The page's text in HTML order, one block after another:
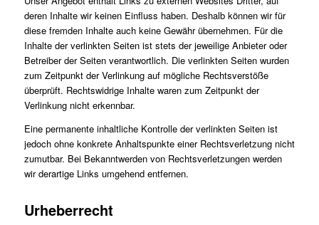
deren Inhalte wir keinen Einfluss haben. Deshalb können wir für
diese fremden Inhalte auch keine Gewähr übernehmen. Für die
Inhalte der verlinkten Seiten ist stets der jeweilige Anbieter oder
Betreiber der Seiten verantwortlich. Die verlinkten Seiten wurden
zum Zeitpunkt der Verlinkung auf mögliche Rechtsverstöße
überprüft. Rechtswidrige Inhalte waren zum Zeitpunkt der
Verlinkung nicht erkennbar.
Eine permanente inhaltliche Kontrolle der verlinkten Seiten ist
jedoch ohne konkrete Anhaltspunkte einer Rechtsverletzung nicht
zumutbar. Bei Bekanntwerden von Rechtsverletzungen werden
wir derartige Links umgehend entfernen.
Urheberrecht